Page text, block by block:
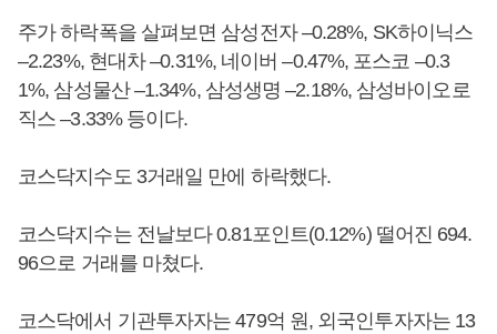
주가 하락폭을 살펴보면 삼성전자 –0.28%, SK하이닉스
–2.23%, 현대차 –0.31%, 네이버 –0.47%, 포스코 –0.3
1%, 삼성물산 –1.34%, 삼성생명 –2.18%, 삼성바이오로
직스 –3.33% 등이다.
코스닥지수도 3거래일 만에 하락했다.
코스닥지수는 전날보다 0.81포인트(0.12%) 떨어진 694.
96으로 거래를 마쳤다.
코스닥에서 기관투자자는 479억 원, 외국인투자자는 13